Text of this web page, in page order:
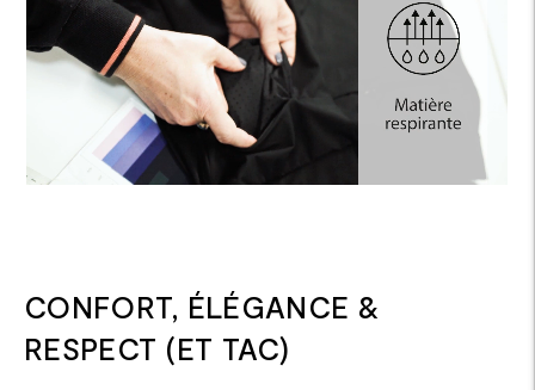
CONFORT, ÉLÉGANCE &
RESPECT (ET TAC)